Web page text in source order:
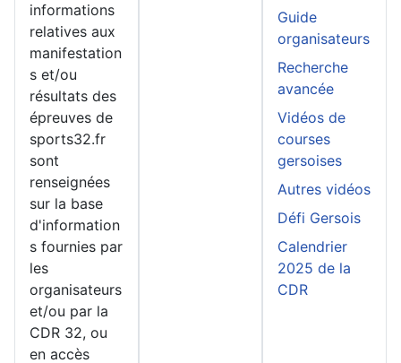
informations
relatives aux
manifestation
s et/ou
résultats des
épreuves de
sports32.fr
sont
renseignées
sur la base
d'information
s fournies par
les
organisateurs
et/ou par la
CDR 32, ou
en accès
Guide
organisateurs
Recherche
avancée
Vidéos de
courses
gersoises
Autres vidéos
Défi Gersois
Calendrier
2025 de la
CDR